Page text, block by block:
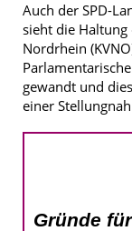
Auch der SPD-
sieht die Haltung
Nordrhein
gewandt und
einer
Gründe